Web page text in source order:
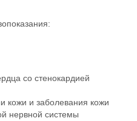
со стенокардией
кожи и заболевания кожи
нервной системы